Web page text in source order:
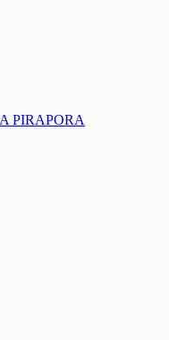
PIRAPORA